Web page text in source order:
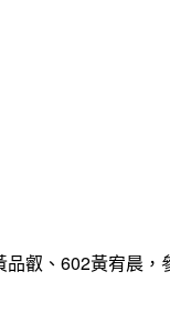
叡、602黃宥晨